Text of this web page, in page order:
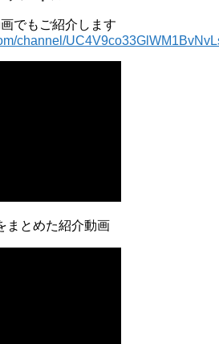
でもご紹介します
channel/
まとめた紹介動画